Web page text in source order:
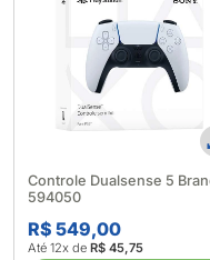
Controle Dualsense 5
594050
R$ 549,00
Até 12x de R$ 45,75